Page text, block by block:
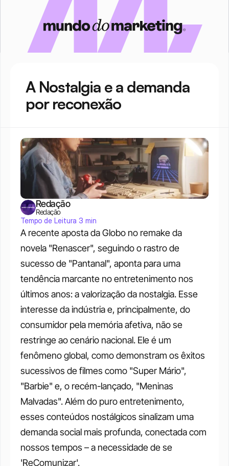
A Nostalgia e a demanda
por reconexão
A recente aposta da Globo no remake da
novela "Renascer", seguindo o rastro de
sucesso de "Pantanal", aponta para uma
tendência marcante no entretenimento nos
últimos anos: a valorização da nostalgia. Esse
interesse da indústria e, principalmente, do
consumidor pela memória afetiva, não se
restringe ao cenário nacional. Ele é um
fenômeno global, como demonstram os êxitos
sucessivos de filmes como "Super Mário",
"Barbie" e, o recém-lançado, "Meninas
Malvadas". Além do puro entretenimento,
esses conteúdos nostálgicos sinalizam uma
demanda social mais profunda, conectada com
nossos tempos – a necessidade de se
'ReComunizar'.
Redação
Redação
Tempo de Leitura 3 min